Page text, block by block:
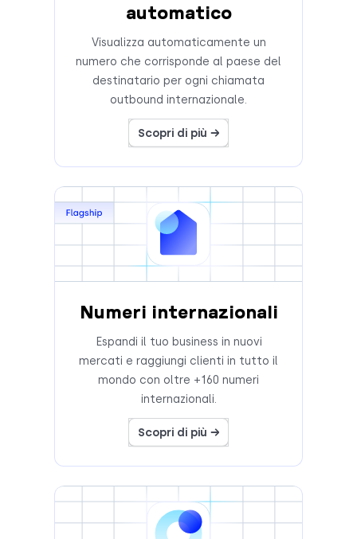
automatico
Visualizza automaticamente un
numero che corrisponde al paese del
destinatario per ogni chiamata
outbound internazionale.
Scopri di più →
Numeri internazionali
Espandi il tuo business in nuovi
mercati e raggiungi clienti in tutto il
mondo con oltre +160 numeri
internazionali.
Scopri di più →